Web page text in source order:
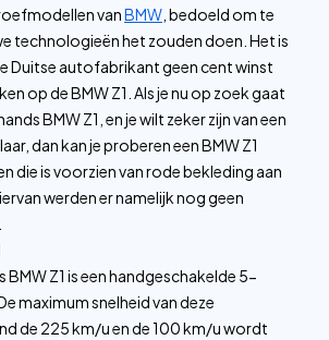
vanBMW , bedoeld om te
technologieën het zouden doen. Het is
Duitse autofabrikant geen cent winst
op de BMW Z1. Als je nu op zoek gaat
BMW Z1, en je wilt zeker zijn van een
dan kan je proberen een BMW Z1
die is voorzien van rode bekleding aan
werden er namelijk nog geen
BMW Z1 is een handgeschakelde 5-
maximum snelheid van deze
de 225 km/u en de 100 km/u wordt